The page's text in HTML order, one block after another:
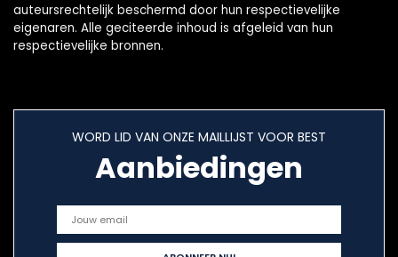
auteursrechtelijk beschermd door hun respectievelijke
eigenaren. Alle geciteerde inhoud is afgeleid van hun
respectievelijke bronnen.
WORD LID VAN ONZE MAILLIJST VOOR BEST
Aanbiedingen